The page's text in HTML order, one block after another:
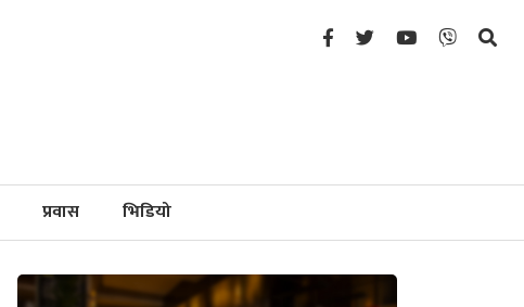
प्रवास भिडियो